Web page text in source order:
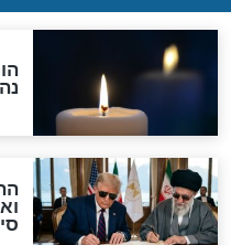
כך תוסיפו